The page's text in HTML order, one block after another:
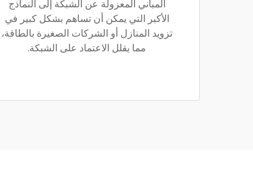
المباني المعزولة عن الشبكة إلى النماذج
الأكبر التي يمكن أن تساهم بشكل كبير في
تزويد المنازل أو الشركات الصغيرة بالطاقة،
مما يقلل الاعتماد على الشبكة.